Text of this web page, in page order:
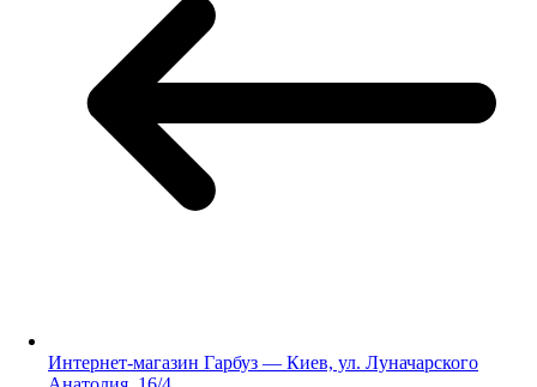
Интернет-магазин Гарбуз — Киев, ул. Луначарского